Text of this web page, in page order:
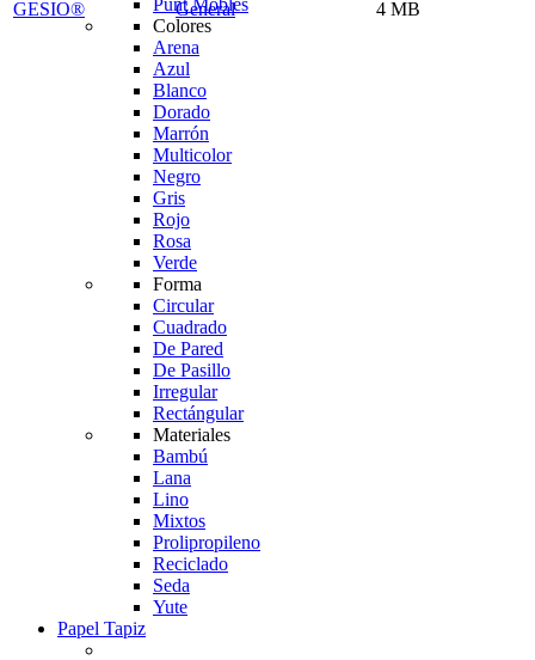
Punt Mobles
Colores
Arena
Azul
Blanco
Dorado
Marrón
Multicolor
Negro
Gris
Rojo
Rosa
Verde
Forma
Circular
Cuadrado
De Pared
De Pasillo
Irregular
Rectángular
Materiales
Bambú
Lana
Lino
Mixtos
Prolipropileno
Reciclado
Seda
Yute
Papel Tapiz
GESIO®
General
4 MB